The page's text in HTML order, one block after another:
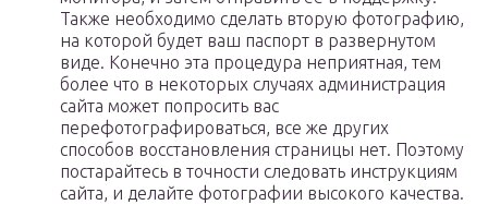
Также необходимо сделать вторую фотографию,
на которой будет ваш паспорт в развернутом
виде. Конечно эта процедура неприятная, тем
более что в некоторых случаях администрация
сайта может попросить вас
перефотографироваться, все же других
способов восстановления страницы нет. Поэтому
постарайтесь в точности следовать инструкциям
сайта, и делайте фотографии высокого качества.